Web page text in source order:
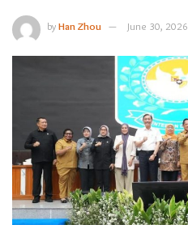
byHan Zhou June 30, 2026